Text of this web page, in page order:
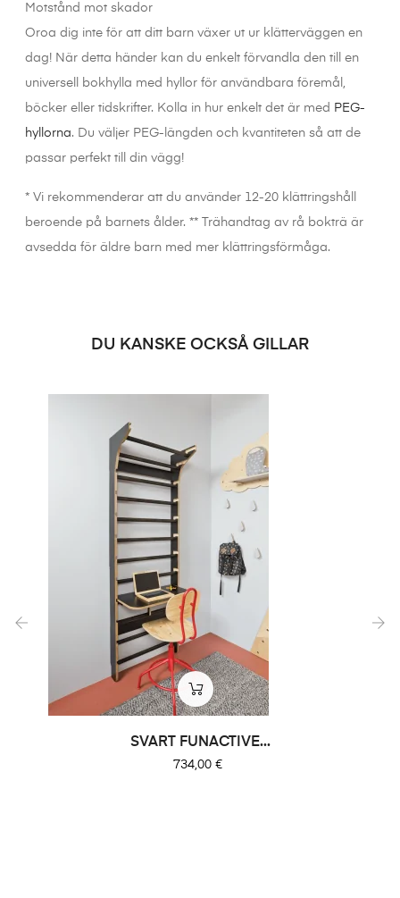
Motstånd mot skador
Oroa dig inte för att ditt barn växer ut ur klätterväggen en
dag! När detta händer kan du enkelt förvandla den till en
universell bokhylla med hyllor för användbara föremål,
böcker eller tidskrifter. Kolla in hur enkelt det är med PEG-
hyllorna. Du väljer PEG-längden och kvantiteten så att de
passar perfekt till din vägg!
* Vi rekommenderar att du använder 12-20 klättringshåll
beroende på barnets ålder. ** Trähandtag av rå bokträ är
avsedda för äldre barn med mer klättringsförmåga.
DU KANSKE OCKSÅ GILLAR
SVART FUNACTIVE...
Pris
734,00 €